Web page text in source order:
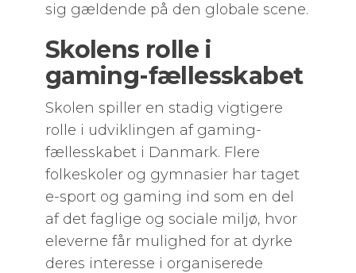
sig gældende på den globale scene.
Skolens rolle i
gaming-fællesskabet
Skolen spiller en stadig vigtigere
rolle i udviklingen af gaming-
fællesskabet i Danmark. Flere
folkeskoler og gymnasier har taget
e-sport og gaming ind som en del
af det faglige og sociale miljø, hvor
eleverne får mulighed for at dyrke
deres interesse i organiserede